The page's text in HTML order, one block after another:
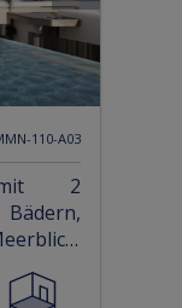
110-A03
mit 2